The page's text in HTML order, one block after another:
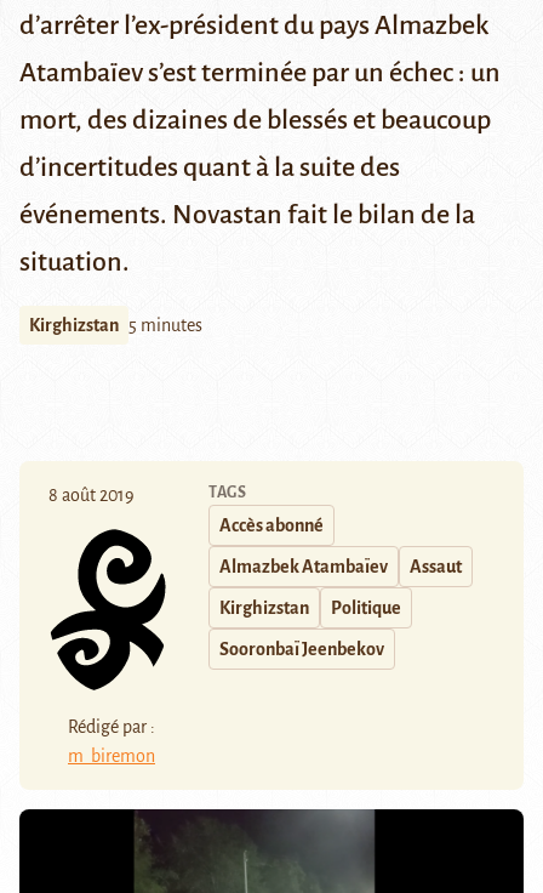
d’arrêter l’ex-président du pays Almazbek
Atambaïev s’est terminée par un échec : un
mort, des dizaines de blessés et beaucoup
d’incertitudes quant à la suite des
événements. Novastan fait le bilan de la
situation.
Kirghizstan 5 minutes
8 août 2019
Rédigé par :
m_biremon
TAGS
Accès abonné
Almazbek Atambaïev Assaut
Kirghizstan Politique
Sooronbaï Jeenbekov